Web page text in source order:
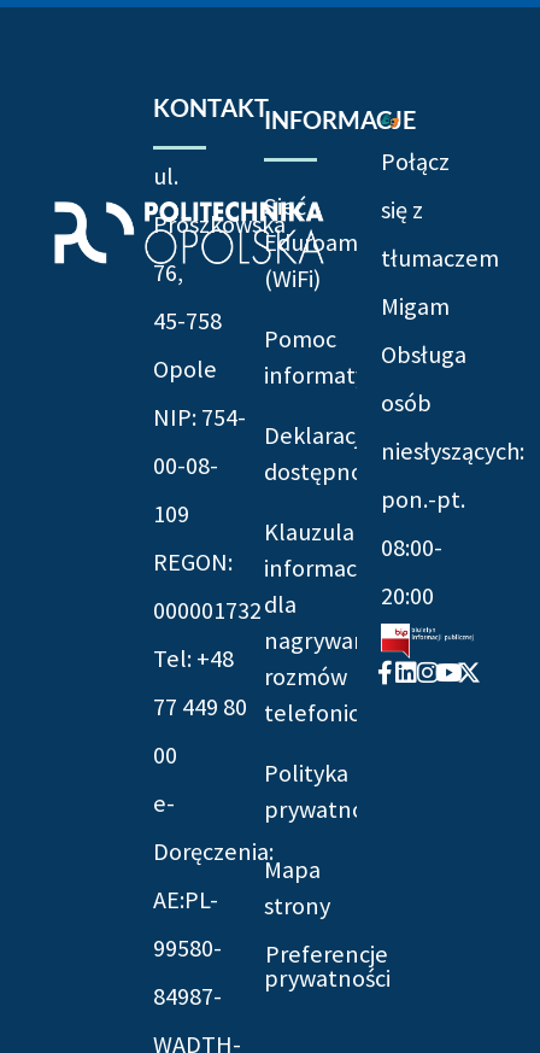
KONTAKT
ul.
Prószkowska
76,
45-758
Opole
NIP: 754-
00-08-
109
REGON:
000001732
Tel: +48
77 449 80
00
e-
Doręczenia:
AE:PL-
99580-
84987-
WADTH-
INFORMACJE
Sieć
Eduroam
(WiFi)
Pomoc
informatyczna
Deklaracja
dostępności
Klauzula
informacyjna
dla
nagrywania
rozmów
telefonicznych
Polityka
prywatności
Mapa
strony
Preferencje
prywatności
Połącz
się z
tłumaczem
Migam
Obsługa
osób
niesłyszących:
pon.-pt.
08:00-
20:00
Facebook-
f
Linkedin
Instagram
Youtube
X-
twitter